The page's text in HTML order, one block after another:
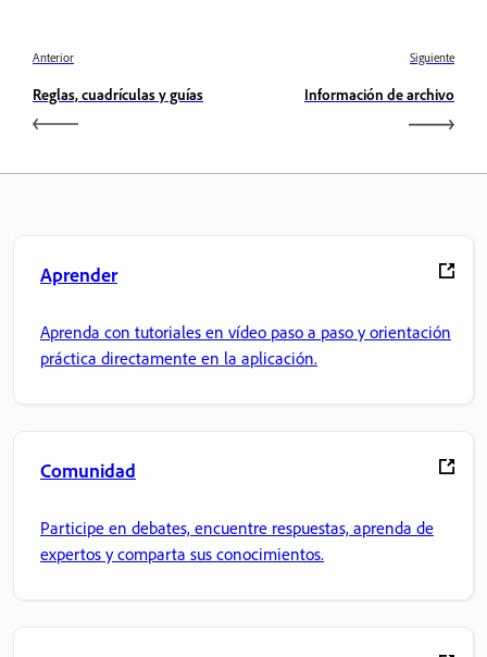
Anterior
Reglas, cuadrículas y guías
Siguiente
Información de archivo
Aprender
Aprenda con tutoriales en vídeo paso a paso y orientación
práctica directamente en la aplicación.
Comunidad
Participe en debates, encuentre respuestas, aprenda de
expertos y comparta sus conocimientos.